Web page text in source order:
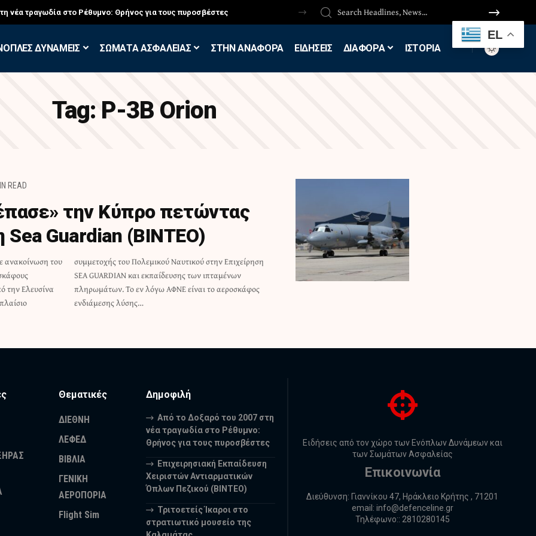
νέα τραγωδία στο Ρέθυμνο: Θρήνος για τους πυροσβέστες
ΔΥΝΑΜΕΙΣ ΣΩΜΑΤΑ ΑΣΦΑΛΕΙΑΣ ΣΤΗΝ ΑΝΑΦΟΡΑ ΕΙΔΗΣΕΙΣ ΔΙΑΦΟΡΑ ΙΣΤΟΡΙΑ
Tag: Ρ-3Β Orion
READ
την Κύπρο πετώντας
Sea Guardian (ΒΙΝΤΕΟ)
ανακοίνωση του
την Ελευσίνα
Επιχείρηση
αεροσκάφος
ενδιάμεσης λύσης…
Θεματικές
ΔΙΕΘΝΗ
ΛΕΦΕΔ
ΒΙΒΛΙΑ
ΓΕΝΙΚΗ
ΑΕΡΟΠΟΡΙΑ
Flight Sim
Δημοφιλή
Από το Δοξαρό του 2007 στη
νέα τραγωδία στο Ρέθυμνο:
Θρήνος για τους πυροσβέστες
Επιχειρησιακή Εκπαίδευση
Χειριστών Αντιαρματικών
Όπλων Πεζικού (ΒΙΝΤΕΟ)
Τριτοετείς Ίκαροι στο
στρατιωτικό μουσείο της
Ειδήσεις από τον χώρο των Ενόπλων Δυνάμεων και
των Σωμάτων Ασφαλείας
Επικοινωνία
Διεύθυνση: Γιαννίκου 47, Ηράκλειο Κρήτης , 71201
email: info@defenceline.gr
Τηλέφωνο:: 2810280145
EL